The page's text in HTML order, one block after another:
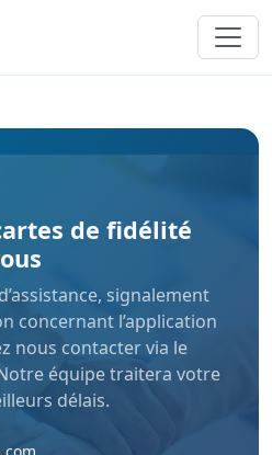
de fidélité
signalement
concernant l’application
nous contacter via le
équipe traitera votre
délais.